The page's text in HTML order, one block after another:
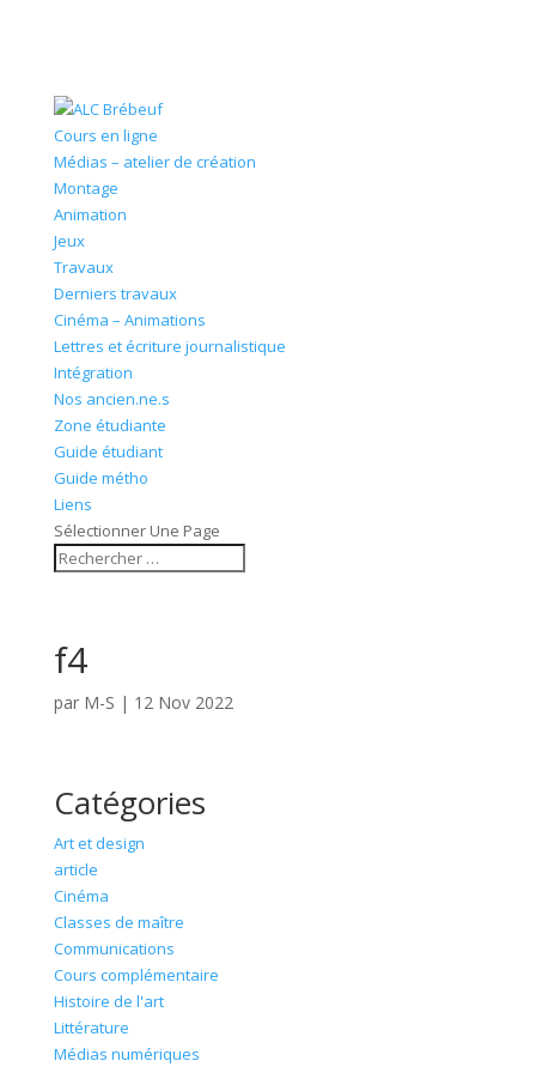
Cours en ligne
Médias – atelier de création
Montage
Animation
Jeux
Travaux
Derniers travaux
Cinéma – Animations
Lettres et écriture journalistique
Intégration
Nos ancien.ne.s
Zone étudiante
Guide étudiant
Guide métho
Liens
Sélectionner Une Page
f4
par M-S | 12 Nov 2022
Catégories
Art et design
article
Cinéma
Classes de maître
Communications
Cours complémentaire
Histoire de l'art
Littérature
Médias numériques